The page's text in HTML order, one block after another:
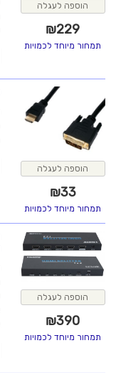
הוספה לעגלה
₪229
תמחור מיוחד לכמויות
הוספה לעגלה
₪33
תמחור מיוחד לכמויות
הוספה לעגלה
₪390
תמחור מיוחד לכמויות